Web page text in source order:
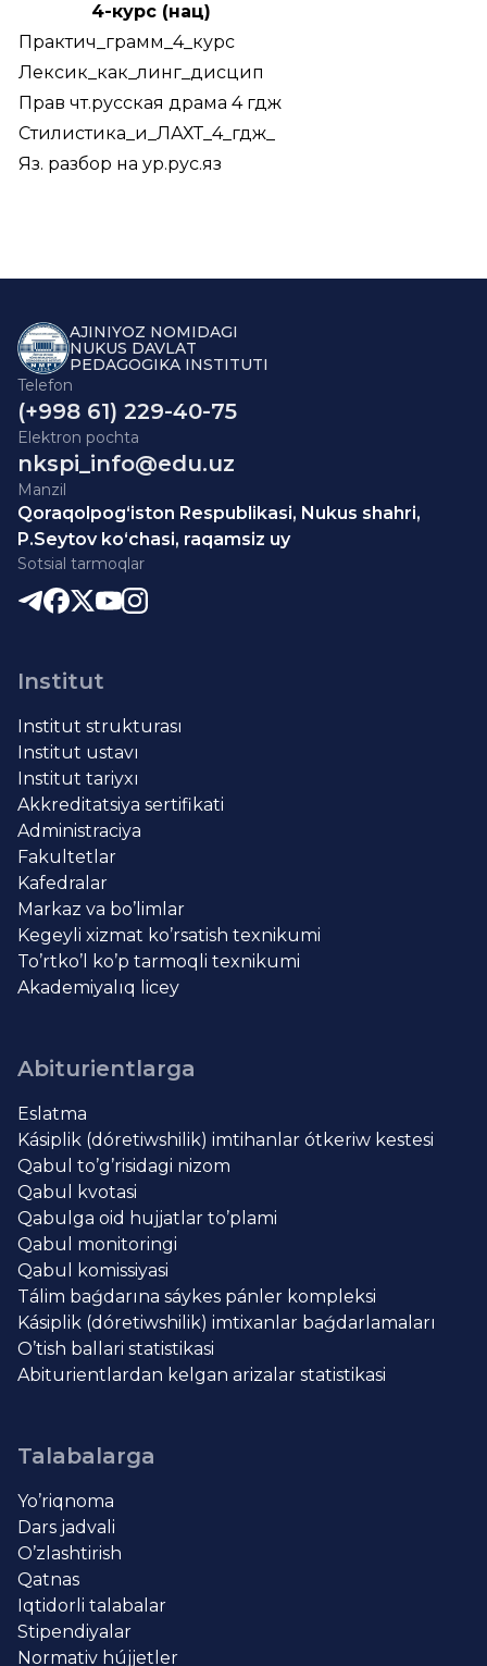
4-курс (нац)
Практич_грамм_4_курс
Лексик_как_линг_дисцип
Прав чт.русская драма 4 гдж
Стилистика_и_ЛАХТ_4_гдж_
Яз. разбор на ур.рус.яз
AJINIYOZ NOMIDAGI
NUKUS DAVLAT
PEDAGOGIKA INSTITUTI
Telefon
(+998 61) 229-40-75
Elektron pochta
nkspi_info@edu.uz
Manzil
Qoraqolpog‘iston Respublikasi, Nukus shahri,
P.Seytov ko‘chasi, raqamsiz uy
Sotsial tarmoqlar
Institut
Institut strukturası
Institut ustavı
Institut tariyxı
Akkreditatsiya sertifikati
Administraciya
Fakultetlar
Kafedralar
Markaz va bo’limlar
Kegeyli xizmat ko’rsatish texnikumi
To’rtko’l ko’p tarmoqli texnikumi
Akademiyalıq licey
Abiturientlarga
Eslatma
Kásiplik (dóretiwshilik) imtihanlar ótkeriw kestesi
Qabul to’g’risidagi nizom
Qabul kvotasi
Qabulga oid hujjatlar to’plami
Qabul monitoringi
Qabul komissiyasi
Tálim baǵdarına sáykes pánler kompleksi
Kásiplik (dóretiwshilik) imtixanlar baǵdarlamaları
O’tish ballari statistikasi
Abiturientlardan kelgan arizalar statistikasi
Talabalarga
Yo’riqnoma
Dars jadvali
O’zlashtirish
Qatnas
Iqtidorli talabalar
Stipendiyalar
Normativ hújjetler